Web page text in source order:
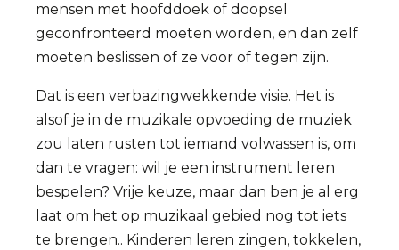
mensen met hoofddoek of doopsel
geconfronteerd moeten worden, en dan zelf
moeten beslissen of ze voor of tegen zijn.
Dat is een verbazingwekkende visie. Het is
alsof je in de muzikale opvoeding de muziek
zou laten rusten tot iemand volwassen is, om
dan te vragen: wil je een instrument leren
bespelen? Vrije keuze, maar dan ben je al erg
laat om het op muzikaal gebied nog tot iets
te brengen.. Kinderen leren zingen, tokkelen,